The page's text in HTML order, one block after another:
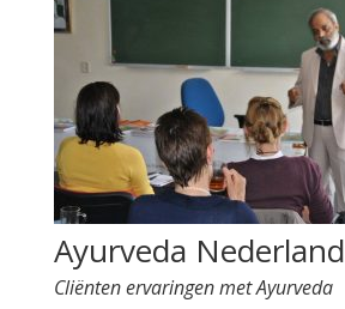
Ayurveda Nederland
Cliënten ervaringen met Ayurveda